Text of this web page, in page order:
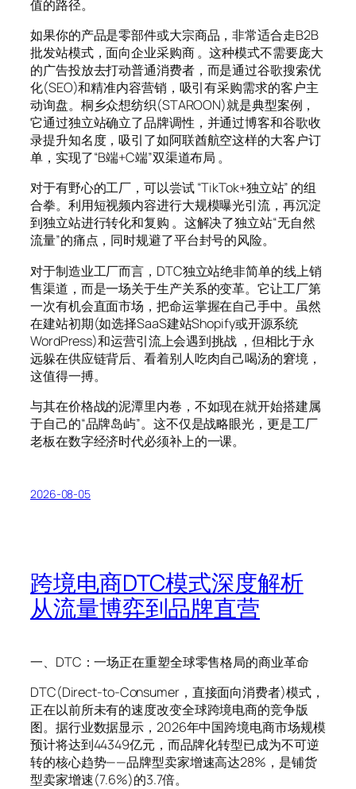
值的路径。
如果你的产品是零部件或大宗商品，非常适合走B2B
批发站模式，面向企业采购商 。这种模式不需要庞大
的广告投放去打动普通消费者，而是通过谷歌搜索优
化(SEO)和精准内容营销，吸引有采购需求的客户主
动询盘。桐乡众想纺织(STAROON)就是典型案例，
它通过独立站确立了品牌调性，并通过博客和谷歌收
录提升知名度，吸引了如阿联酋航空这样的大客户订
单，实现了“B端+C端”双渠道布局 。
对于有野心的工厂，可以尝试 “TikTok+独立站” 的组
合拳。利用短视频内容进行大规模曝光引流，再沉淀
到独立站进行转化和复购 。这解决了独立站“无自然
流量”的痛点，同时规避了平台封号的风险。
对于制造业工厂而言，DTC独立站绝非简单的线上销
售渠道，而是一场关于生产关系的变革。它让工厂第
一次有机会直面市场，把命运掌握在自己手中。虽然
在建站初期(如选择SaaS建站Shopify或开源系统
WordPress)和运营引流上会遇到挑战 ，但相比于永
远躲在供应链背后、看着别人吃肉自己喝汤的窘境，
这值得一搏。
与其在价格战的泥潭里内卷，不如现在就开始搭建属
于自己的“品牌岛屿”。这不仅是战略眼光，更是工厂
老板在数字经济时代必须补上的一课。
2026-08-05
跨境电商DTC模式深度解析
从流量博弈到品牌直营
一、DTC：一场正在重塑全球零售格局的商业革命
DTC(Direct-to-Consumer，直接面向消费者)模式，
正在以前所未有的速度改变全球跨境电商的竞争版
图。据行业数据显示，2026年中国跨境电商市场规模
预计将达到44349亿元，而品牌化转型已成为不可逆
转的核心趋势——品牌型卖家增速高达28%，是铺货
型卖家增速(7.6%)的3.7倍。